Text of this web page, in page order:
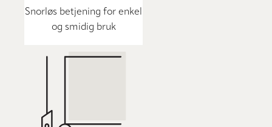
Snorløs betjening for enkel
og smidig bruk